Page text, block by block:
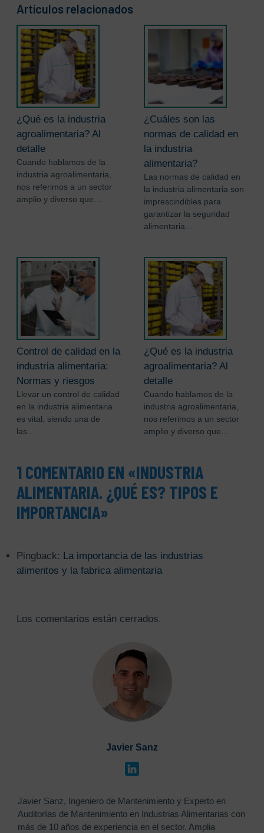
Artículos relacionados
¿Qué es la industria
agroalimentaria? Al
detalle
Cuando hablamos de la
industria agroalimentaria,
nos referimos a un sector
amplio y diverso que…
¿Cuáles son las
normas de calidad en
la industria
alimentaria?
Las normas de calidad en
la industria alimentaria son
imprescindibles para
garantizar la seguridad
alimentaria…
Control de calidad en la
industria alimentaria:
Normas y riesgos
Llevar un control de calidad
en la industria alimentaria
es vital, siendo una de
las…
¿Qué es la industria
agroalimentaria? Al
detalle
Cuando hablamos de la
industria agroalimentaria,
nos referimos a un sector
amplio y diverso que…
1 COMENTARIO EN «INDUSTRIA
ALIMENTARIA. ¿QUÉ ES? TIPOS E
IMPORTANCIA»
Pingback: La importancia de las industrias
alimentos y la fabrica alimentaria
Los comentarios están cerrados.
Javier Sanz
Javier Sanz, Ingeniero de Mantenimiento y Experto en
Auditorías de Mantenimiento en Industrias Alimentarias con
más de 10 años de experiencia en el sector. Amplia